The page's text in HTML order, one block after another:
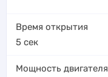
Время открытия
5 сек
Мощность двигателя